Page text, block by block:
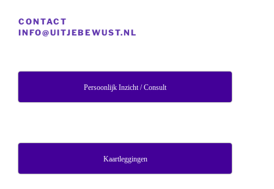
CONTACT
INFO@UITJEBEWUST.NL
Persoonlijk Inzicht / Consult
Kaartleggingen